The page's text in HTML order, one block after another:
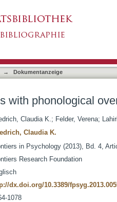
→ Dokumentanzeige
with phonological
Claudia K.; Felder, Verena;
Claudia K.
in Psychology (2013), Bd. 4,
Research Foundation
dx.doi.org/10.3389/
1078